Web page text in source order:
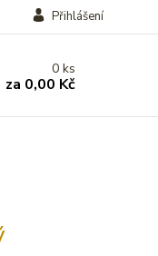
Přihlášení
0ks
za 0,00 Kč